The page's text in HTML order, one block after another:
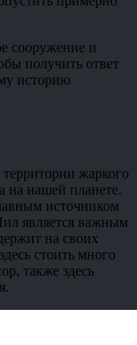
сооружение и
получить ответ
историю
жаркого
на нашей планете.
источником
является важным
на своих
стоить много
также здесь